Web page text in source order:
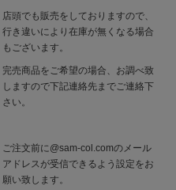
店頭でも販売をしておりますので、
行き違いにより在庫が無くなる場合
もございます。
完売商品をご希望の場合、お調べ致
しますので下記連絡先までご連絡下
さい。
ご注文前に@sam-col.comのメール
アドレスが受信できるよう設定をお
願い致します。